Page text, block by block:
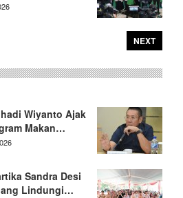
NEXT
Wiyanto Ajak
Makan…
Sandra Desi
Lindungi…